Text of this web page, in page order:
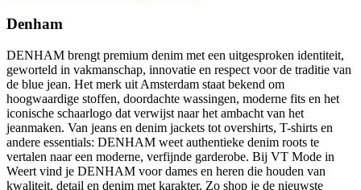
Denham
DENHAM brengt premium denim met een uitgesproken identiteit,
geworteld in vakmanschap, innovatie en respect voor de traditie van
de blue jean. Het merk uit Amsterdam staat bekend om
hoogwaardige stoffen, doordachte wassingen, moderne fits en het
iconische schaarlogo dat verwijst naar het ambacht van het
jeanmaken. Van jeans en denim jackets tot overshirts, T-shirts en
andere essentials: DENHAM weet authentieke denim roots te
vertalen naar een moderne, verfijnde garderobe. Bij VT Mode in
Weert vind je DENHAM voor dames en heren die houden van
kwaliteit, detail en denim met karakter. Zo shop je de nieuwste